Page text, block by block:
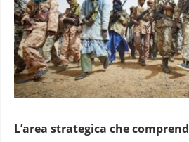
L’area strategica che